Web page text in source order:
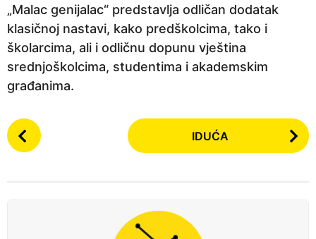
„Malac genijalac“ predstavlja odličan dodatak
klasičnoj nastavi, kako predškolcima, tako i
školarcima, ali i odličnu dopunu vještina
srednjoškolcima, studentima i akademskim
građanima.
P
o
IDUĆA